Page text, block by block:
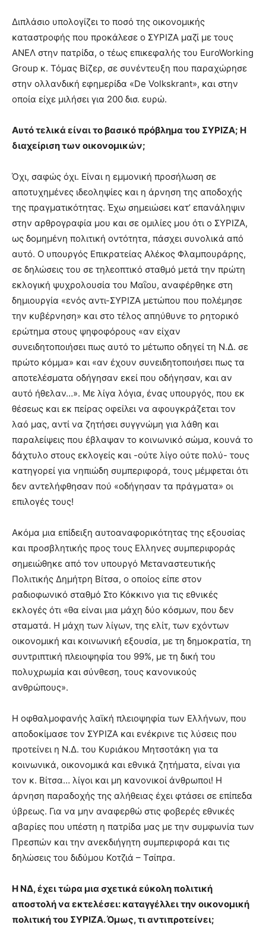
Διπλάσιο υπολογίζει το ποσό της οικονομικής
καταστροφής που προκάλεσε ο ΣΥΡΙΖΑ μαζί με τους
ΑΝΕΛ στην πατρίδα, ο τέως επικεφαλής του EuroWorking
Group κ. Τόμας Βίζερ, σε συνέντευξη που παραχώρησε
στην ολλανδική εφημερίδα «De Volkskrant», και στην
οποία είχε μιλήσει για 200 δισ. ευρώ.
Αυτό τελικά είναι το βασικό πρόβλημα του ΣΥΡΙΖΑ; Η
διαχείριση των οικονομικών;
Όχι, σαφώς όχι. Είναι η εμμονική προσήλωση σε
αποτυχημένες ιδεοληψίες και η άρνηση της αποδοχής
της πραγματικότητας. Έχω σημειώσει κατ’ επανάληψιν
στην αρθρογραφία μου και σε ομιλίες μου ότι ο ΣΥΡΙΖΑ,
ως δομημένη πολιτική οντότητα, πάσχει συνολικά από
αυτό. Ο υπουργός Επικρατείας Αλέκος Φλαμπουράρης,
σε δηλώσεις του σε τηλεοπτικό σταθμό μετά την πρώτη
εκλογική ψυχρολουσία του Μαΐου, αναφέρθηκε στη
δημιουργία «ενός αντι-ΣΥΡΙΖΑ μετώπου που πολέμησε
την κυβέρνηση» και στο τέλος απηύθυνε το ρητορικό
ερώτημα στους ψηφοφόρους «αν είχαν
συνειδητοποιήσει πως αυτό το μέτωπο οδηγεί τη Ν.Δ. σε
πρώτο κόμμα» και «αν έχουν συνειδητοποιήσει πως τα
αποτελέσματα οδήγησαν εκεί που οδήγησαν, και αν
αυτό ήθελαν…». Με λίγα λόγια, ένας υπουργός, που εκ
θέσεως και εκ πείρας οφείλει να αφουγκράζεται τον
λαό μας, αντί να ζητήσει συγγνώμη για λάθη και
παραλείψεις που έβλαψαν το κοινωνικό σώμα, κουνά το
δάχτυλο στους εκλογείς και -ούτε λίγο ούτε πολύ- τους
κατηγορεί για νηπιώδη συμπεριφορά, τους μέμφεται ότι
δεν αντελήφθησαν πού «οδήγησαν τα πράγματα» οι
επιλογές τους!
Ακόμα μια επίδειξη αυτοαναφορικότητας της εξουσίας
και προσβλητικής προς τους Ελληνες συμπεριφοράς
σημειώθηκε από τον υπουργό Μεταναστευτικής
Πολιτικής Δημήτρη Βίτσα, ο οποίος είπε στον
ραδιοφωνικό σταθμό Στο Κόκκινο για τις εθνικές
εκλογές ότι «θα είναι μια μάχη δύο κόσμων, που δεν
σταματά. Η μάχη των λίγων, της ελίτ, των εχόντων
οικονομική και κοινωνική εξουσία, με τη δημοκρατία, τη
συντριπτική πλειοψηφία του 99%, με τη δική του
πολυχρωμία και σύνθεση, τους κανονικούς
ανθρώπους».
Η οφθαλμοφανής λαϊκή πλειοψηφία των Ελλήνων, που
αποδοκίμασε τον ΣΥΡΙΖΑ και ενέκρινε τις λύσεις που
προτείνει η Ν.Δ. του Κυριάκου Μητσοτάκη για τα
κοινωνικά, οικονομικά και εθνικά ζητήματα, είναι για
τον κ. Βίτσα… λίγοι και μη κανονικοί άνθρωποι! Η
άρνηση παραδοχής της αλήθειας έχει φτάσει σε επίπεδα
ύβρεως. Για να μην αναφερθώ στις φοβερές εθνικές
αβαρίες που υπέστη η πατρίδα μας με την συμφωνία των
Πρεσπών και την ανεκδιήγητη συμπεριφορά και τις
δηλώσεις του διδύμου Κοτζιά – Τσίπρα.
H ΝΔ, έχει τώρα μια σχετικά εύκολη πολιτική
αποστολή να εκτελέσει: καταγγέλλει την οικονομική
πολιτική του ΣΥΡΙΖΑ. Όμως, τι αντιπροτείνει;